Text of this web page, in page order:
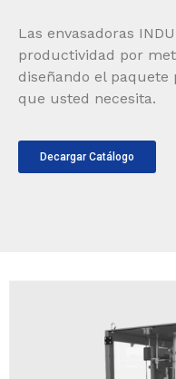
Las envasadoras
productividad por
diseñando el
que usted necesita.
Decargar Catálogo